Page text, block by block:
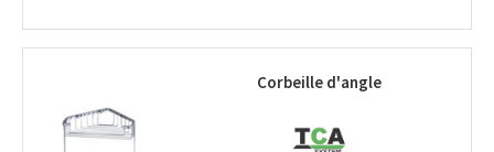
Corbeille d'angle